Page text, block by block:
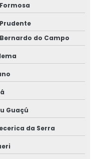
paulo
do Campo
Guaçú
da Serra